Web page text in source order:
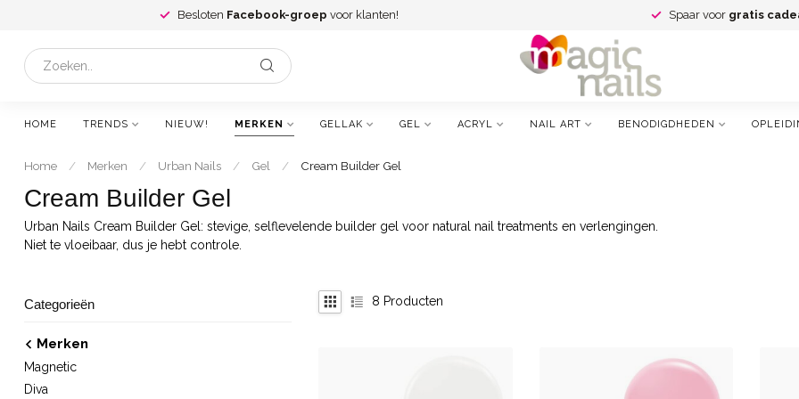
Besloten Facebook-groep voor klanten! Spaar voor gratis
HOME TRENDS NIEUW! MERKEN GELLAK GEL ACRYL NAIL ART BENODIGDHEDEN
Home / Merken / Urban Nails / Gel / Cream Builder Gel
Cream Builder Gel
Urban Nails Cream Builder Gel: stevige, selflevelende builder gel voor natural nail treatments en verlengingen.
Niet te vloeibaar, dus je hebt controle.
Categorieën
Merken
Magnetic
Diva
8 Producten